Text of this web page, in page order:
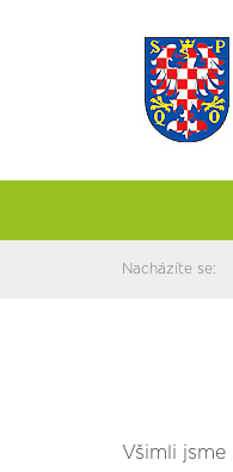
Nacházíte se:
Všimli